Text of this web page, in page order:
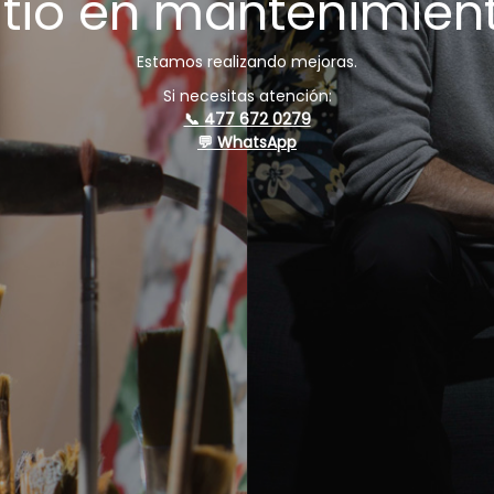
Estamos realizando mejoras.
Si necesitas atención:
📞 477 672 0279
💬 WhatsApp